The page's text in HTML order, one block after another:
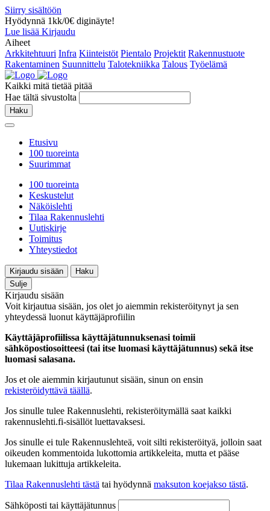
Siirry sisältöön
Hyödynnä 1kk/0€ diginäyte!
Lue lisää Kirjaudu
Aiheet
Arkkitehtuuri Infra Kiinteistöt Pientalo Projektit Rakennustuote
Rakentaminen Suunnittelu Talotekniikka Talous Työelämä
Kaikki mitä tietää pitää
Hae tältä sivustolta
Haku
Etusivu
100 tuoreinta
Suurimmat
100 tuoreinta
Keskustelut
Näköislehti
Tilaa Rakennuslehti
Uutiskirje
Toimitus
Yhteystiedot
Kirjaudu sisään
Haku
Sulje
Kirjaudu sisään
Voit kirjautua sisään, jos olet jo aiemmin rekisteröitynyt ja sen
yhteydessä luonut käyttäjäprofiilin
Käyttäjäprofiilissa käyttäjätunnuksenasi toimii
sähköpostiosoitteesi (tai itse luomasi käyttäjätunnus) sekä itse
luomasi salasana.
Jos et ole aiemmin kirjautunut sisään, sinun on ensin
rekisteröidyttävä täällä.
Jos sinulle tulee Rakennuslehti, rekisteröitymällä saat kaikki
rakennuslehti.fi-sisällöt luettavaksesi.
Jos sinulle ei tule Rakennuslehteä, voit silti rekisteröityä, jolloin saat
oikeuden kommentoida lukottomia artikkeleita, mutta et pääse
lukemaan lukittuja artikkeleita.
Tilaa Rakennuslehti tästä tai hyödynnä maksuton koejakso tästä.
Sähköposti tai käyttäjätunnus